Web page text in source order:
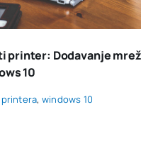
printer: Dodavanje
10
, windows 10